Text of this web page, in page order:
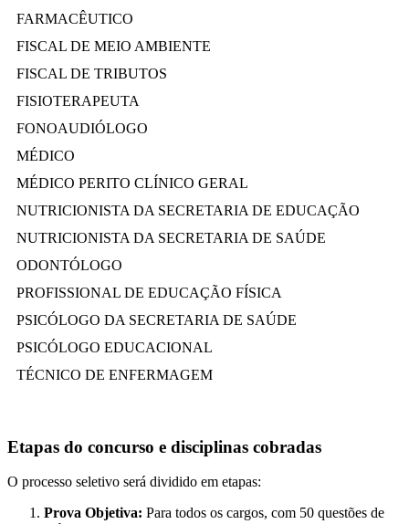
FARMACÊUTICO
FISCAL DE MEIO AMBIENTE
FISCAL DE TRIBUTOS
FISIOTERAPEUTA
FONOAUDIÓLOGO
MÉDICO
MÉDICO PERITO CLÍNICO GERAL
NUTRICIONISTA DA SECRETARIA DE EDUCAÇÃO
NUTRICIONISTA DA SECRETARIA DE SAÚDE
ODONTÓLOGO
PROFISSIONAL DE EDUCAÇÃO FÍSICA
PSICÓLOGO DA SECRETARIA DE SAÚDE
PSICÓLOGO EDUCACIONAL
TÉCNICO DE ENFERMAGEM
Etapas do concurso e disciplinas cobradas
O processo seletivo será dividido em etapas:
Prova Objetiva: Para todos os cargos, com 50 questões de